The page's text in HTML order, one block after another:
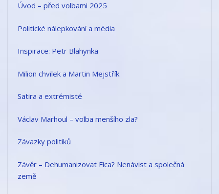
Úvod – před volbami 2025
Politické nálepkování a média
Inspirace: Petr Blahynka
Milion chvilek a Martin Mejstřík
Satira a extrémisté
Václav Marhoul – volba menšího zla?
Závazky politiků
Závěr – Dehumanizovat Fica? Nenávist a společná
země